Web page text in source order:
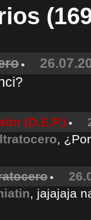
(D.E.P.)
,
, jajajaja